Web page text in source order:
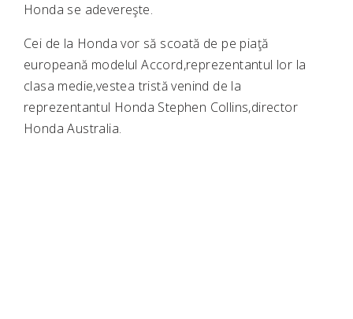
Honda se adevereşte.
Cei de la Honda vor să scoată de pe piaţă
europeană modelul Accord,reprezentantul lor la
clasa medie,vestea tristă venind de la
reprezentantul Honda Stephen Collins,director
Honda Australia.